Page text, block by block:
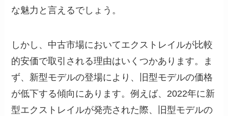
な魅力と言えるでしょう。
しかし、中古市場においてエクストレイルが比較
的安価で取引される理由はいくつかあります。ま
ず、新型モデルの登場により、旧型モデルの価格
が低下する傾向にあります。例えば、2022年に新
型エクストレイルが発売された際、旧型モデルの